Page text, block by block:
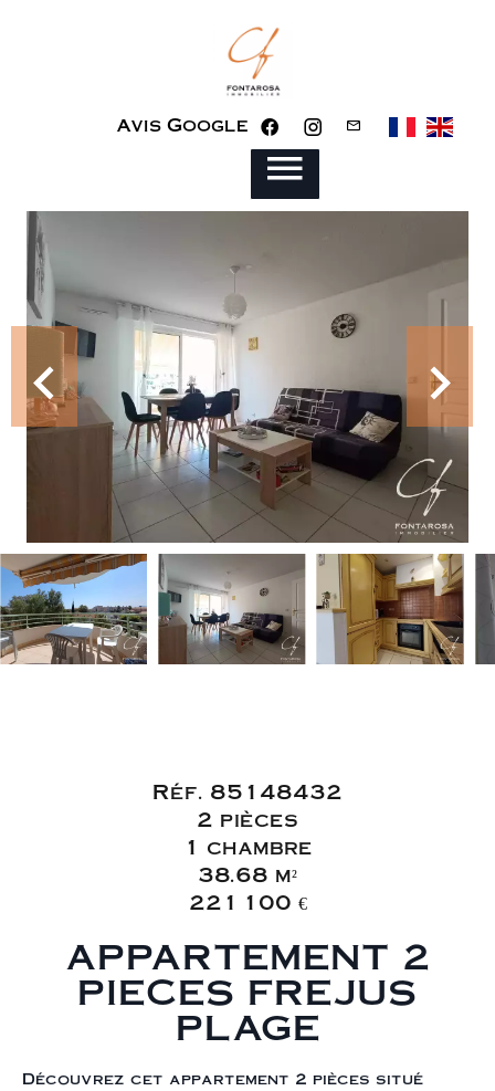
Avis Google
Réf. 85148432
2 pièces
1 chambre
38.68 m²
221 100 €
APPARTEMENT 2
PIECES FREJUS
PLAGE
Découvrez cet appartement 2 pièces situé